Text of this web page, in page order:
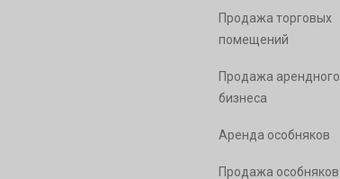
Продажа торговых
помещений
Продажа арендного
бизнеса
Аренда особняков
Продажа особняков